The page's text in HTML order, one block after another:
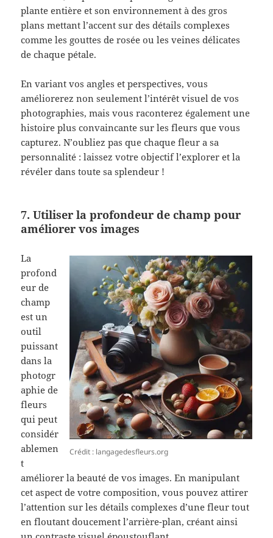
plante entière et son environnement à des gros
plans mettant l’accent sur des détails complexes
comme les gouttes de rosée ou les veines délicates
de chaque pétale.
En variant vos angles et perspectives, vous
améliorerez non seulement l’intérêt visuel de vos
photographies, mais vous raconterez également une
histoire plus convaincante sur les fleurs que vous
capturez. N’oubliez pas que chaque fleur a sa
personnalité : laissez votre objectif l’explorer et la
révéler dans toute sa splendeur !
7. Utiliser la profondeur de champ pour
améliorer vos images
Crédit : langagedesfleurs.org
La
profond
eur de
champ
est un
outil
puissant
dans la
photogr
aphie de
fleurs
qui peut
considér
ablemen
t
améliorer la beauté de vos images. En manipulant
cet aspect de votre composition, vous pouvez attirer
l’attention sur les détails complexes d’une fleur tout
en floutant doucement l’arrière-plan, créant ainsi